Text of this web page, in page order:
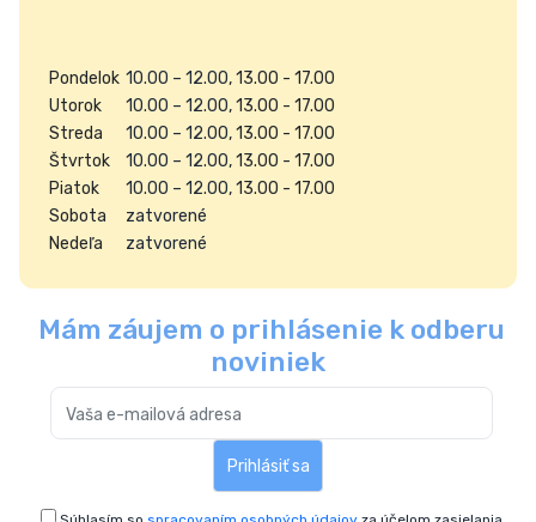
Pondelok 10.00 – 12.00, 13.00 - 17.00
Utorok
10.00 – 12.00, 13.00 - 17.00
Streda
10.00 – 12.00, 13.00 - 17.00
Štvrtok
10.00 – 12.00, 13.00 - 17.00
Piatok
10.00 – 12.00, 13.00 - 17.00
Sobota
zatvorené
Nedeľa
zatvorené
Mám záujem o prihlásenie k odberu
noviniek
Prihlásiť sa